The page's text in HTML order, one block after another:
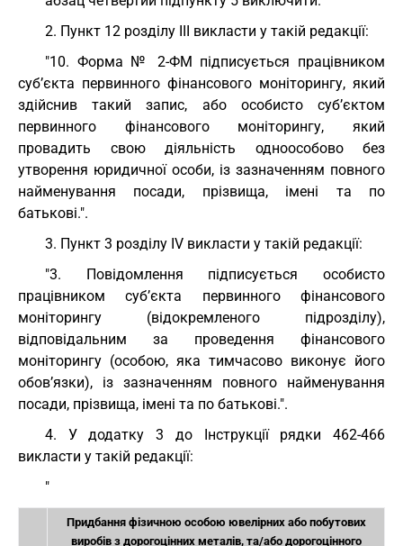
2. Пункт 12 розділу ІІІ викласти у такій редакції:
"10. Форма № 2-ФМ підписується працівником
суб’єкта первинного фінансового моніторингу, який
здійснив такий запис, або особисто суб’єктом
первинного фінансового моніторингу, який
провадить свою діяльність одноособово без
утворення юридичної особи, із зазначенням повного
найменування посади, прізвища, імені та по
батькові.".
3. Пункт 3 розділу ІV викласти у такій редакції:
"3. Повідомлення підписується особисто
працівником суб’єкта первинного фінансового
моніторингу (відокремленого підрозділу),
відповідальним за проведення фінансового
моніторингу (особою, яка тимчасово виконує його
обов’язки), із зазначенням повного найменування
посади, прізвища, імені та по батькові.".
4. У додатку 3 до Інструкції рядки 462-466
викласти у такій редакції:
"
Придбання фізичною особою ювелірних або побутових
виробів з дорогоцінних металів, та/або дорогоцінного